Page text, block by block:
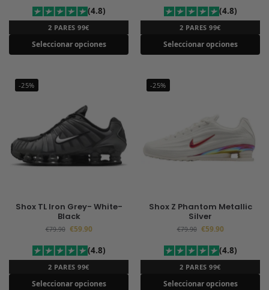
(4.8)
2 PARES 99€
Seleccionar opciones
(4.8)
2 PARES 99€
Seleccionar opciones
-25%
Shox TL Iron Grey- White-
Black
€79.90 €59.90
(4.8)
2 PARES 99€
Seleccionar opciones
-25%
Shox Z Phantom Metallic
Silver
€79.90 €59.90
(4.8)
2 PARES 99€
Seleccionar opciones